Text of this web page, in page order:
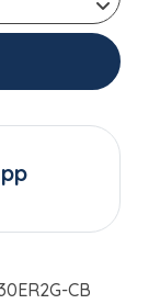
CB